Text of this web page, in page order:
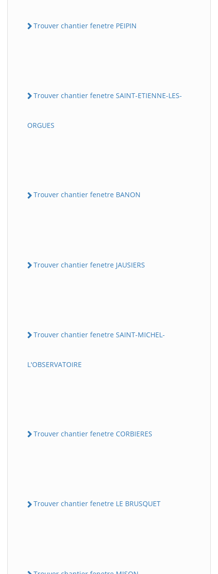
Trouver chantier fenetre PEIPIN
Trouver chantier fenetre SAINT-ETIENNE-LES-
ORGUES
Trouver chantier fenetre BANON
Trouver chantier fenetre JAUSIERS
Trouver chantier fenetre SAINT-MICHEL-
L'OBSERVATOIRE
Trouver chantier fenetre CORBIERES
Trouver chantier fenetre LE BRUSQUET